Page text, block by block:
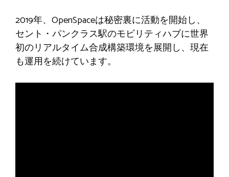
2019年、OpenSpaceは秘密裏に活動を開始し、
セント・パンクラス駅のモビリティハブに世界
初のリアルタイム合成構築環境を展開し、現在
も運用を続けています。